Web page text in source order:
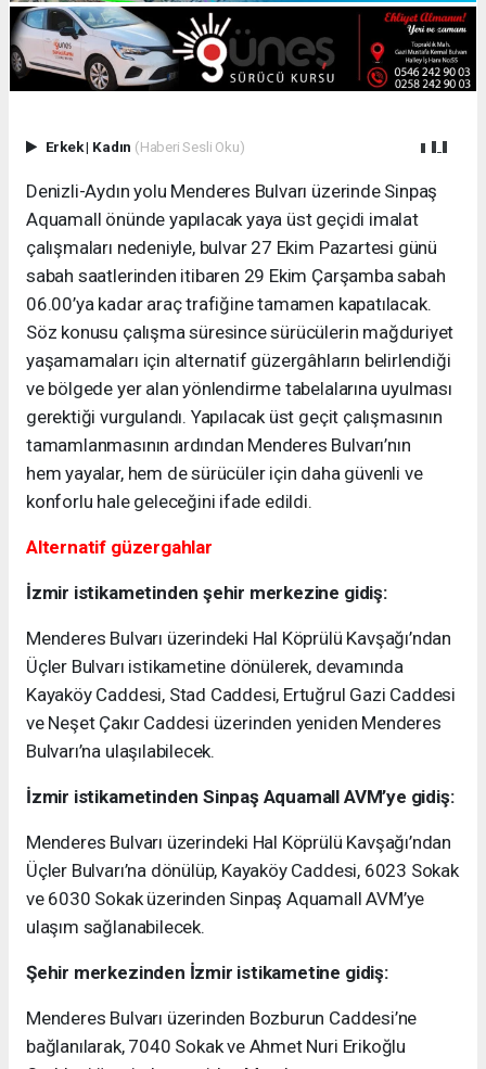
Erkek| Kadın (Haberi Sesli Oku)
Denizli-Aydın yolu Menderes Bulvarı üzerinde Sinpaş
Aquamall önünde yapılacak yaya üst geçidi imalat
çalışmaları nedeniyle, bulvar 27 Ekim Pazartesi günü
sabah saatlerinden itibaren 29 Ekim Çarşamba sabah
06.00’ya kadar araç trafiğine tamamen kapatılacak.
Söz konusu çalışma süresince sürücülerin mağduriyet
yaşamamaları için alternatif güzergâhların belirlendiği
ve bölgede yer alan yönlendirme tabelalarına uyulması
gerektiği vurgulandı. Yapılacak üst geçit çalışmasının
tamamlanmasının ardından Menderes Bulvarı’nın
hem yayalar, hem de sürücüler için daha güvenli ve
konforlu hale geleceğini ifade edildi.
Alternatif güzergahlar
İzmir istikametinden şehir merkezine gidiş:
Menderes Bulvarı üzerindeki Hal Köprülü Kavşağı’ndan
Üçler Bulvarı istikametine dönülerek, devamında
Kayaköy Caddesi, Stad Caddesi, Ertuğrul Gazi Caddesi
ve Neşet Çakır Caddesi üzerinden yeniden Menderes
Bulvarı’na ulaşılabilecek.
İzmir istikametinden Sinpaş Aquamall AVM’ye gidiş:
Menderes Bulvarı üzerindeki Hal Köprülü Kavşağı’ndan
Üçler Bulvarı’na dönülüp, Kayaköy Caddesi, 6023 Sokak
ve 6030 Sokak üzerinden Sinpaş Aquamall AVM’ye
ulaşım sağlanabilecek.
Şehir merkezinden İzmir istikametine gidiş:
Menderes Bulvarı üzerinden Bozburun Caddesi’ne
bağlanılarak, 7040 Sokak ve Ahmet Nuri Erikoğlu